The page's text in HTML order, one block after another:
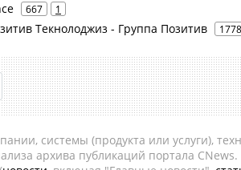
667 1
Текнолоджиз - Группа Позитив 1778
системы (продукта или услуги),
архива публикаций портала